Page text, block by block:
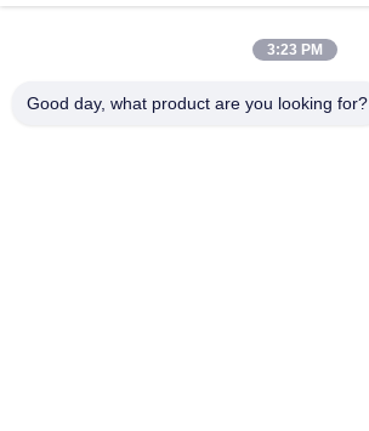
3:23 PM
Good day, what product are you looking for?